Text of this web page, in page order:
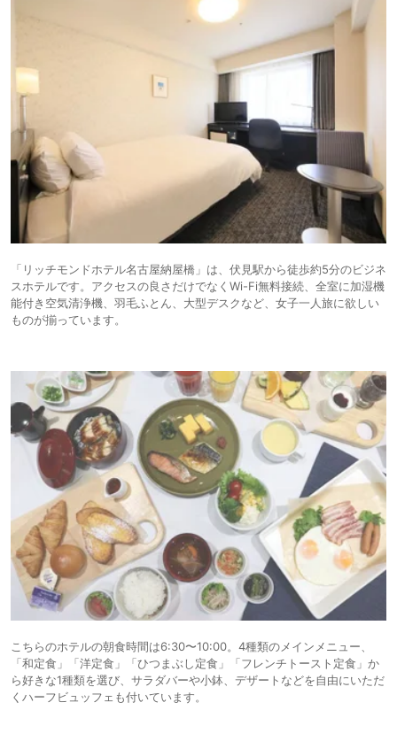
「リッチモンドホテル名古屋納屋橋」は、伏見駅から徒歩約5分のビジネ
スホテルです。アクセスの良さだけでなくWi-Fi無料接続、全室に加湿機
能付き空気清浄機、羽毛ふとん、大型デスクなど、女子一人旅に欲しい
ものが揃っています。
こちらのホテルの朝食時間は6:30〜10:00。4種類のメインメニュー、
「和定食」「洋定食」「ひつまぶし定食」「フレンチトースト定食」か
ら好きな1種類を選び、サラダバーや小鉢、デザートなどを自由にいただ
くハーフビュッフェも付いています。